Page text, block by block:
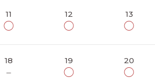
11
◯
12
◯
13
◯
18
－
19
◯
20
◯